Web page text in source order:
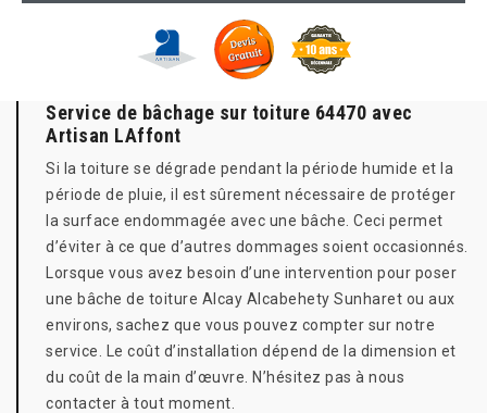
Service de bâchage sur toiture 64470 avec
Artisan LAffont
Si la toiture se dégrade pendant la période humide et la
période de pluie, il est sûrement nécessaire de protéger
la surface endommagée avec une bâche. Ceci permet
d’éviter à ce que d’autres dommages soient occasionnés.
Lorsque vous avez besoin d’une intervention pour poser
une bâche de toiture Alcay Alcabehety Sunharet ou aux
environs, sachez que vous pouvez compter sur notre
service. Le coût d’installation dépend de la dimension et
du coût de la main d’œuvre. N’hésitez pas à nous
contacter à tout moment.